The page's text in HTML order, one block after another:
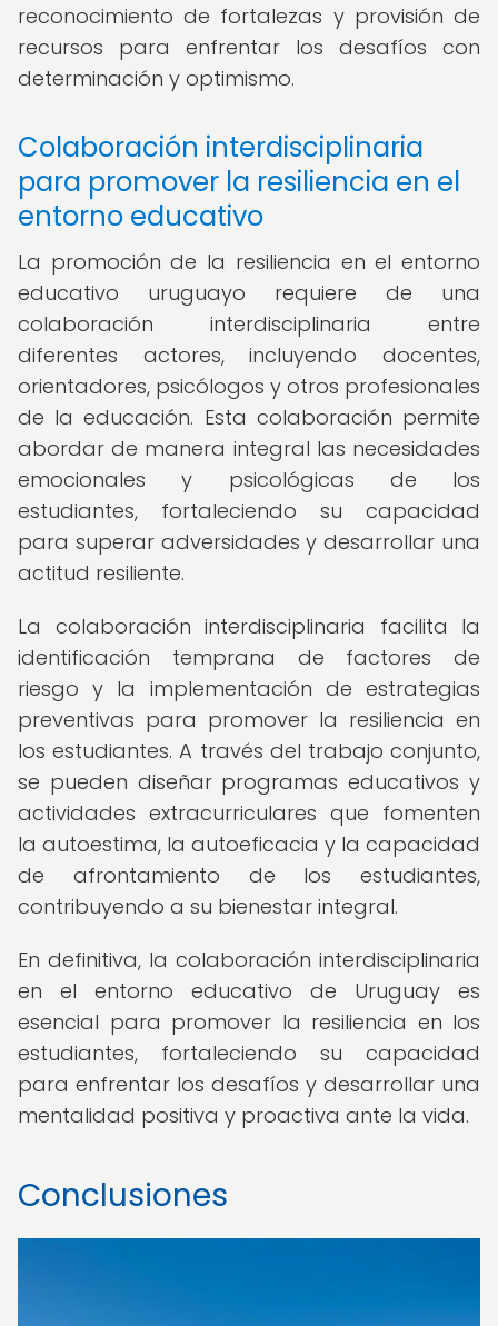
reconocimiento de fortalezas y provisión de
recursos para enfrentar los desafíos con
determinación y optimismo.
Colaboración interdisciplinaria
para promover la resiliencia en el
entorno educativo
La promoción de la resiliencia en el entorno
educativo uruguayo requiere de una
colaboración interdisciplinaria entre
diferentes actores, incluyendo docentes,
orientadores, psicólogos y otros profesionales
de la educación. Esta colaboración permite
abordar de manera integral las necesidades
emocionales y psicológicas de los
estudiantes, fortaleciendo su capacidad
para superar adversidades y desarrollar una
actitud resiliente.
La colaboración interdisciplinaria facilita la
identificación temprana de factores de
riesgo y la implementación de estrategias
preventivas para promover la resiliencia en
los estudiantes. A través del trabajo conjunto,
se pueden diseñar programas educativos y
actividades extracurriculares que fomenten
la autoestima, la autoeficacia y la capacidad
de afrontamiento de los estudiantes,
contribuyendo a su bienestar integral.
En definitiva, la colaboración interdisciplinaria
en el entorno educativo de Uruguay es
esencial para promover la resiliencia en los
estudiantes, fortaleciendo su capacidad
para enfrentar los desafíos y desarrollar una
mentalidad positiva y proactiva ante la vida.
Conclusiones